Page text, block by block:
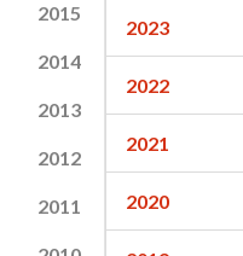
2015
2014
2013
2012
2011
2023
2022
2021
2020